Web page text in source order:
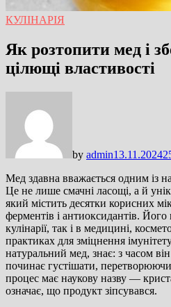
КУЛІНАРІЯ
Як розтопити мед і
цілющі властивості
by admin13.11.2024
Мед здавна вважається одним із
Це не лише смачні ласощі, а й
який містить десятки корисних
ферментів і антиоксидантів.
кулінарії, так і в медицині,
практиках для зміцнення
натуральний мед, знає: з часом
починає густішати,
процес має наукову назву —
означає, що продукт зіпсувався.